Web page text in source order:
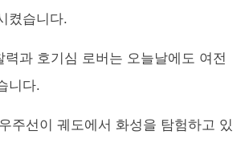
켰습니다.
력과 호기심 로버는 오늘날에도 여전
니다.
주선이 궤도에서 화성을 탐험하고 있